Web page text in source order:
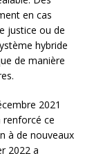
en cas
justice ou de
hybride
de manière
2021
renforcé ce
à de nouveaux
2022 a